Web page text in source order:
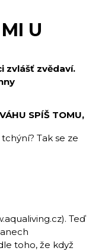
U
zvlášť zvědaví.
SPÍŠ TOMU,
Tak se ze
Teď
toho, že když